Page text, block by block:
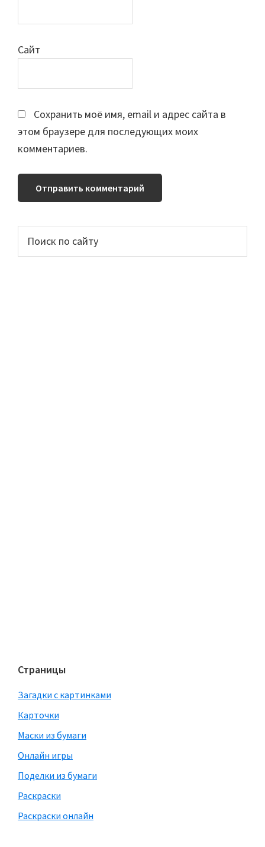
Сайт
Сохранить моё имя, email и адрес сайта в
этом браузере для последующих моих
комментариев.
Основной
сайдбар
Страницы
Загадки с картинками
Карточки
Маски из бумаги
Онлайн игры
Поделки из бумаги
Раскраски
Раскраски онлайн